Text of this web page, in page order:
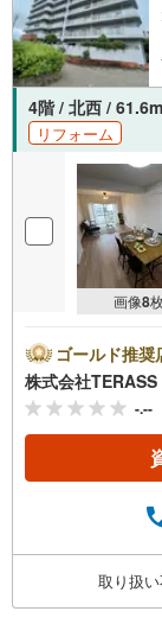
4階 / 北西 / 61.6m
リフォーム
画像8
ゴールド推奨
株式会社TERASS
-.--
取り扱